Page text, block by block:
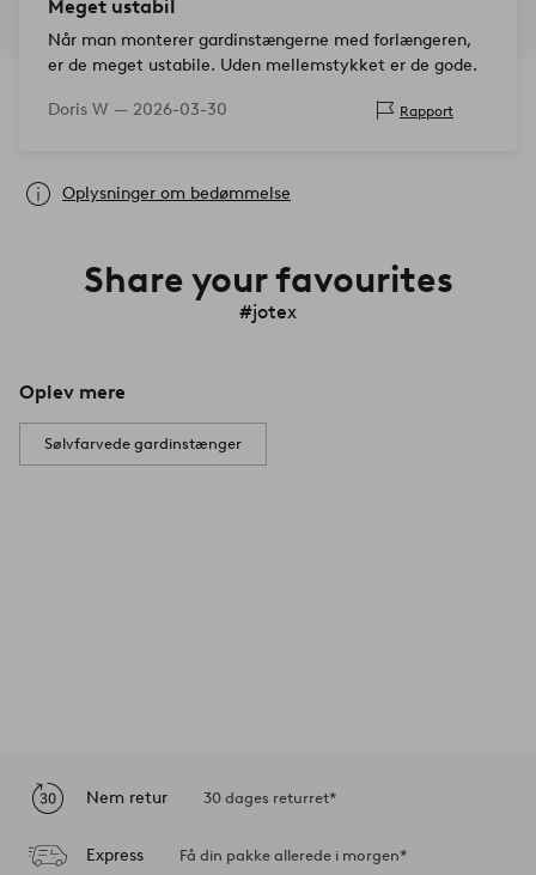
Meget ustabil
Når man monterer gardinstængerne med forlængeren,
er de meget ustabile. Uden mellemstykket er de gode.
Doris W — 2026-03-30 Rapport
Oplysninger om bedømmelse
Share your favourites
#jotex
Oplev mere
Sølvfarvede gardinstænger
Nem retur 30 dages returret*
Express Få din pakke allerede i morgen*